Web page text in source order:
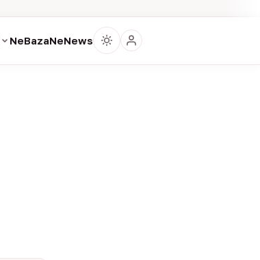
NeBazaNeNews